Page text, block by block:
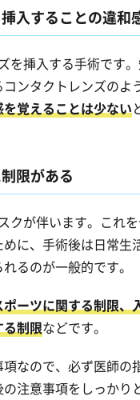
入することの違和
を挿入する手術です
ンタクトレンズのよ
覚えることは少ない
限がある
クが伴います。これ
に、手術後は日常生
るのが一般的です。
ーツに関する制限、
る制限などです。
なので、必ず医師の
注意事項をしっかり